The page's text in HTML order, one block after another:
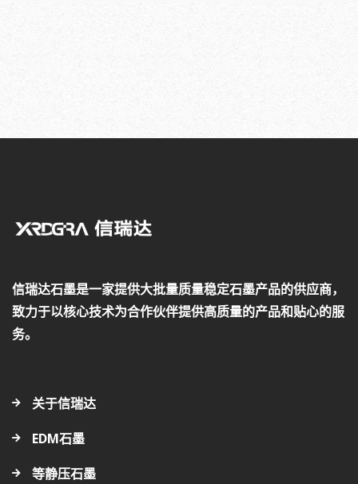
信瑞达石墨是一家提供大批量质量稳定石墨产品的供应商，
致力于以核心技术为合作伙伴提供高质量的产品和贴心的服
务。
关于信瑞达
EDM石墨
等静压石墨